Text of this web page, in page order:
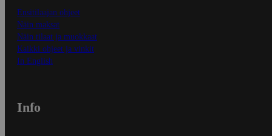
Ensitilaajan ohjeet
Näin maksat
Näin tilaat ja muokkaat
Kaikki ohjeet ja vinkit
In English
Info